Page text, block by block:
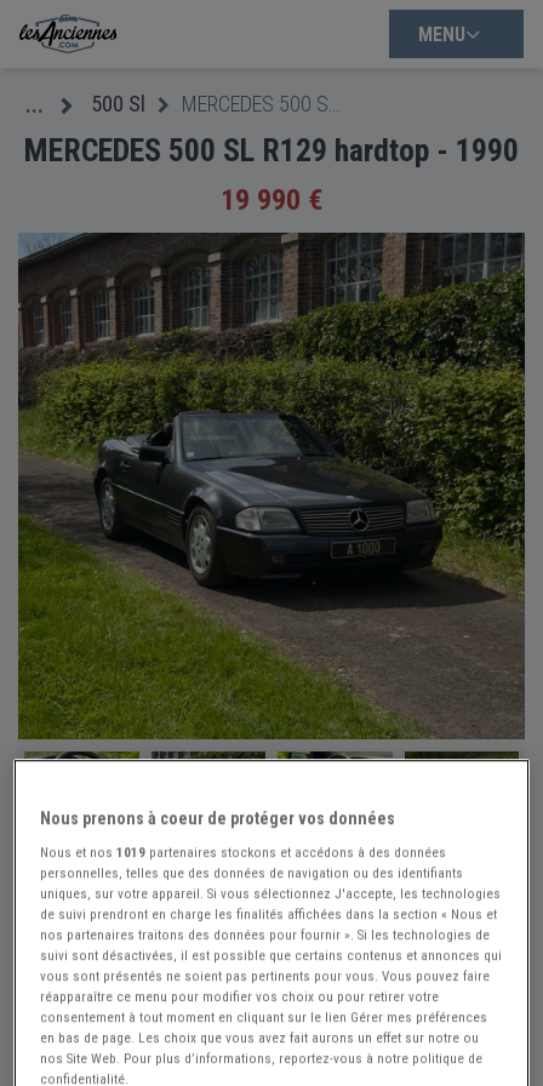
MENU
... 500 Sl
MERCEDES 500 SL R129 hardtop - 1990
19 990 €
Réf : A782971 Actualisée le : 17/07/2026
MERCEDES 500 SL R129 hardtop - 1990
Créer une alerte MERCEDES 500 SL
19 990 €
Atelier des 1000
Nous prenons à coeur de protéger vos données
Nous et nos1019 partenaires stockons et accédons à des données
personnelles, telles que des données de navigation ou des identifiants
uniques, sur votre appareil. Si vous sélectionnez J'accepte, les technologies
de suivi prendront en charge les finalités affichées dans la section « Nous et
nos partenaires traitons des données pour fournir ». Si les technologies de
suivi sont désactivées, il est possible que certains contenus et annonces qui
vous sont présentés ne soient pas pertinents pour vous. Vous pouvez faire
réapparaître ce menu pour modifier vos choix ou pour retirer votre
consentement à tout moment en cliquant sur le lien Gérer mes préférences
en bas de page. Les choix que vous avez fait aurons un effet sur notre ou
nos Site Web. Pour plus d’informations, reportez-vous à notre politique de
confidentialité.